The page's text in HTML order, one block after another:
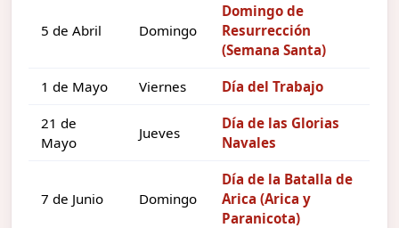
5 de Abril Domingo
Domingo de
Resurrección
(Semana Santa)
1 de Mayo Viernes Día del Trabajo
21 de
Mayo
Jueves
Día de las Glorias
Navales
7 de Junio Domingo
Día de la Batalla de
Arica (Arica y
Paranicota)